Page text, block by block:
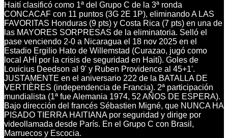
Haití clasificó como 1ª del Grupo C de la 3ª ronda
CONCACAF con 11 puntos (3G 2E 1P), eliminando A LAS
FAVORITAS Honduras (9 pts) y Costa Rica (7 pts) en una de
las MAYORES SORPRESAS de la eliminatoria. Selló el
pase venciendo 2-0 a Nicaragua el 18 nov 2025 en el
Estadio Ergilio Hato de Willemstad (Curazao, jugó como
local AHÍ por la crisis de seguridad en Haití). Goles de
Louicius Deedson al 9' y Ruben Providence al 45+1'.
JUSTAMENTE en el aniversario 222 de la BATALLA DE
VERTIÈRES (independencia de Francia). 2ª participación
mundialista (1ª fue Alemania 1974, 52 AÑOS DE ESPERA).
Bajo dirección del francés Sébastien Migné, que NUNCA HA
PISADO TIERRA HAITIANA por seguridad y dirige por
videollamada desde París. En el Grupo C con Brasil,
Marruecos y Escocia.